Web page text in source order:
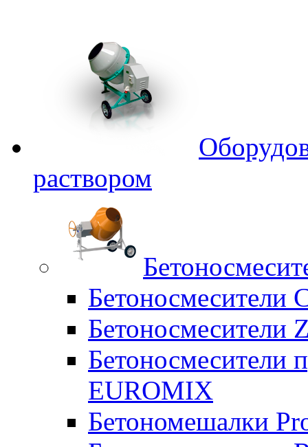
раствором
Бетоносмесители
Бетоносмесители
Бетоносмесители
EUROMIX
Бетономешалки